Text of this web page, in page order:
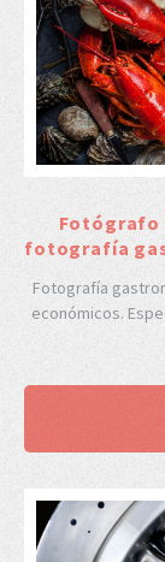
Fotógrafo
fotografía
Fotografía
económicos.